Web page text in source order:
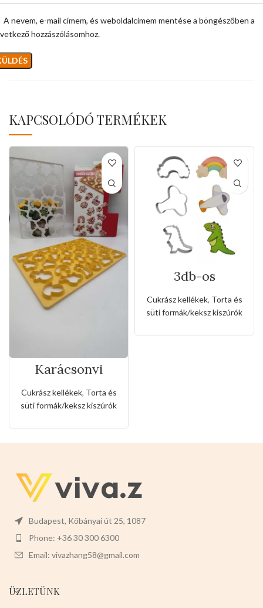
A nevem, e-mail címem, és weboldalcímem mentése a böngészőben a
hozzászólásomhoz.
KAPCSOLÓDÓ TERMÉKEK
Karácsonyi
sütemény kiszúró
forma
Cukrász kellékek, Torta és
süti formák/keksz kiszúrók
3db-os
kiszúró készlet
dinó,repülőgép
és szivárvány
Cukrász kellékek, Torta és
süti formák/keksz kiszúrók
Budapest, Kőbányai út 25, 1087
Phone: +36 30 300 6300
Email: vivazhang58@gmail.com
ÜZLETÜNK